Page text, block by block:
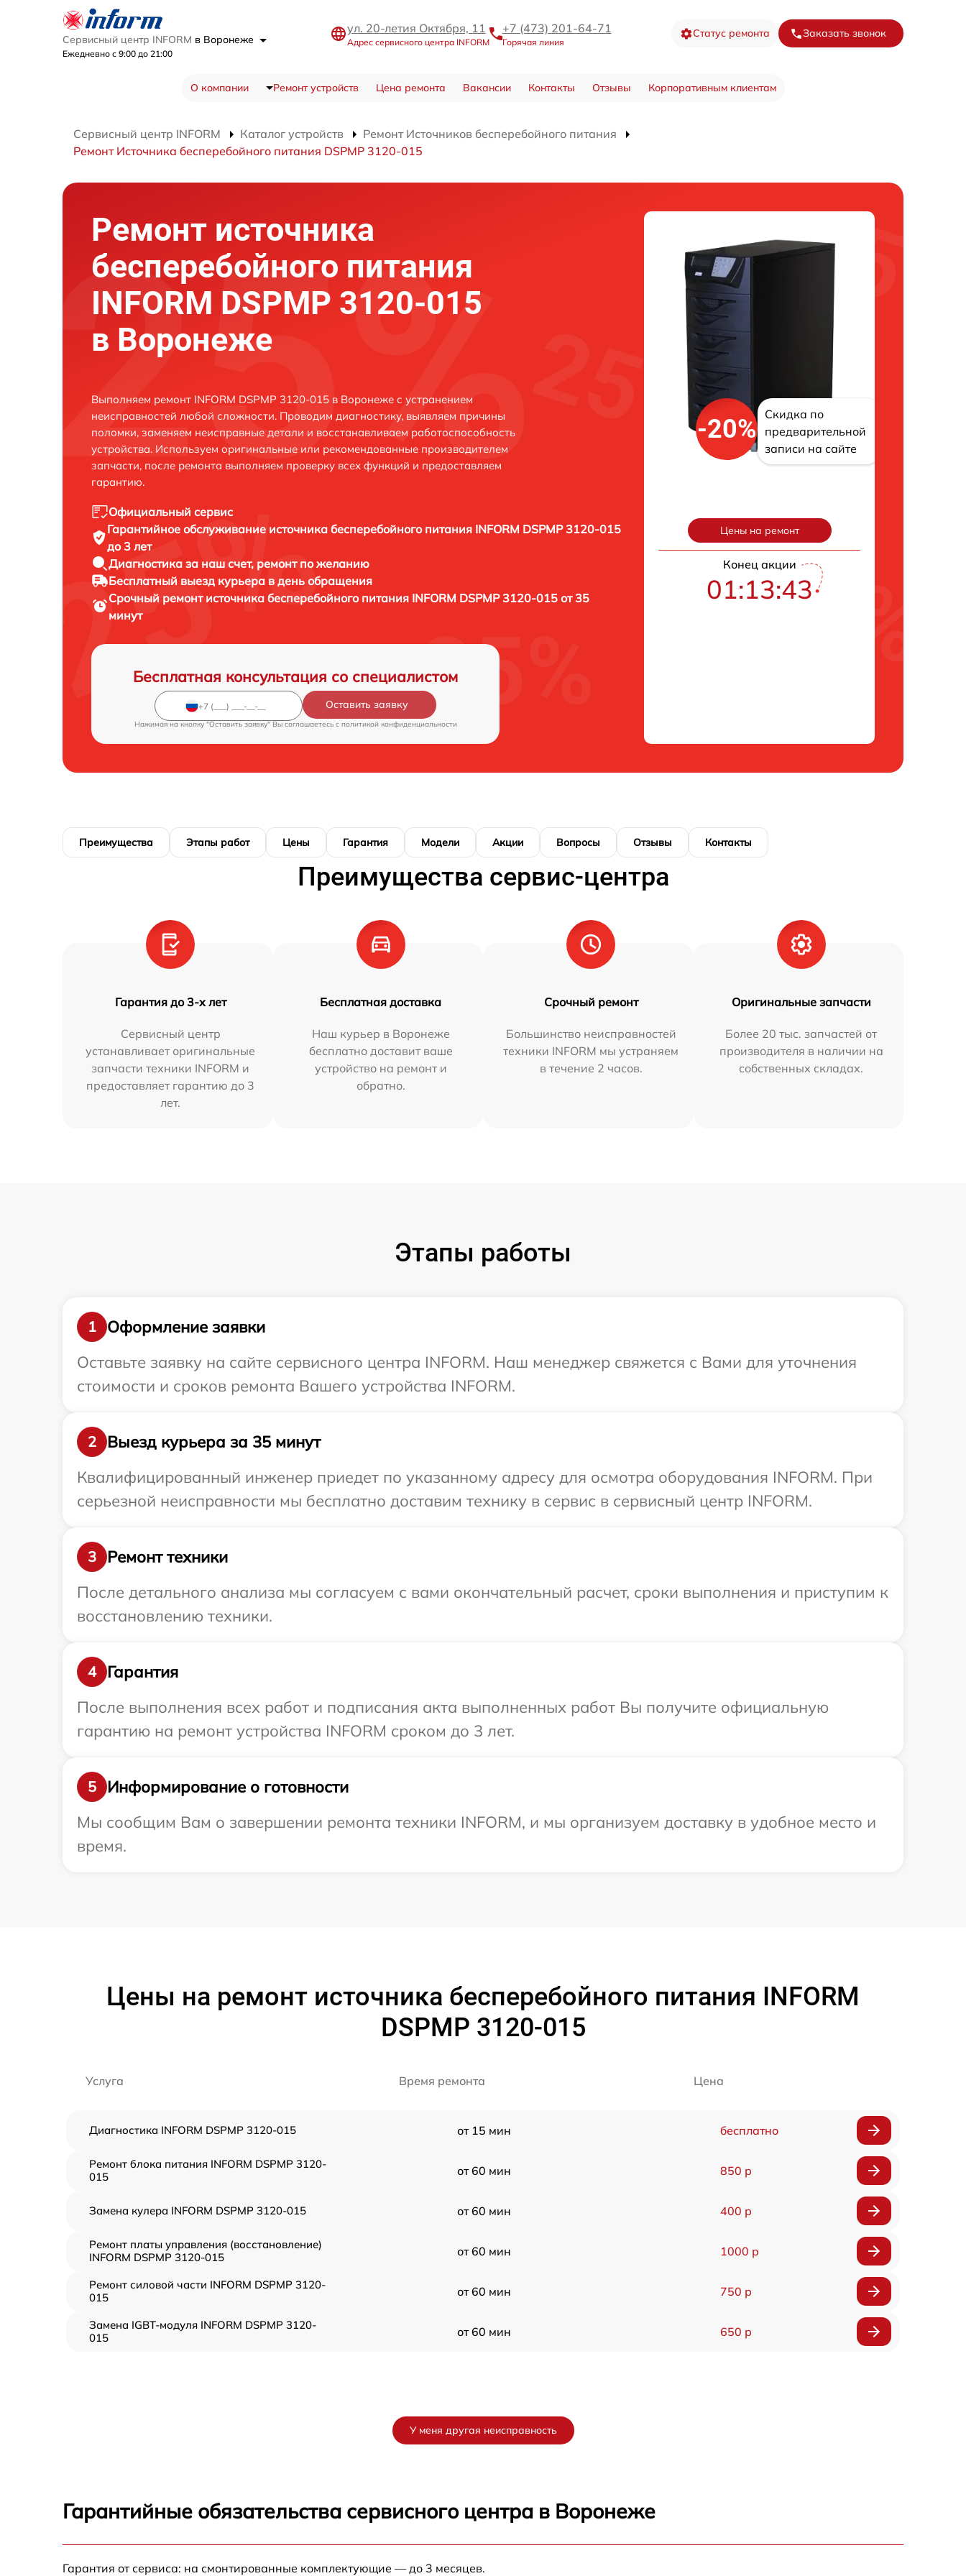
Сервисный центр INFORM в Воронеже
Ежедневно с 9:00 до 21:00
ул. 20-летия Октября, 11
Адрес сервисного центра INFORM
+7 (473) 201-64-71
Горячая линия
Статус ремонта Заказать звонок
О компании Ремонт устройств Цена ремонта Вакансии Контакты Отзывы Корпоративным клиентам
Сервисный центр INFORM Каталог устройств
Ремонт Источников бесперебойного питания
Ремонт Источника бесперебойного питания DSPMP 3120-015
Ремонт источника
бесперебойного питания
INFORM DSPMP 3120-015
в Воронеже
Выполняем ремонт INFORM DSPMP 3120-015 в Воронеже с устранением
неисправностей любой сложности. Проводим диагностику, выявляем причины
поломки, заменяем неисправные детали и восстанавливаем работоспособность
устройства. Используем оригинальные или рекомендованные производителем
запчасти, после ремонта выполняем проверку всех функций и предоставляем
гарантию.
Официальный сервис
Гарантийное обслуживание источника бесперебойного питания INFORM DSPMP 3120-015
до 3 лет
Диагностика за наш счет, ремонт по желанию
Бесплатный выезд курьера в день обращения
Срочный ремонт источника бесперебойного питания INFORM DSPMP 3120-015 от 35
минут
Бесплатная консультация со специалистом
Оставить заявку
Нажимая на кнопку "Оставить заявку" Вы соглашаетесь c политикой конфиденциальности
-20%
Скидка по
предварительной
записи на сайте
Цены на ремонт
Конец акции
01:13:42
Преимущества Этапы работ Цены Гарантия Модели Акции Вопросы Отзывы Контакты
Преимущества сервис-центра
Гарантия до 3-х лет
Сервисный центр
устанавливает оригинальные
запчасти техники INFORM и
предоставляет гарантию до 3
лет.
Бесплатная доставка
Наш курьер в Воронеже
бесплатно доставит ваше
устройство на ремонт и
обратно.
Срочный ремонт
Большинство неисправностей
техники INFORM мы устраняем
в течение 2 часов.
Оригинальные запчасти
Более 20 тыс. запчастей от
производителя в наличии на
собственных складах.
Этапы работы
1
Оформление заявки
Оставьте заявку на сайте сервисного центра INFORM. Наш менеджер свяжется с Вами для уточнения
стоимости и сроков ремонта Вашего устройства INFORM.
2
Выезд курьера за 35 минут
Квалифицированный инженер приедет по указанному адресу для осмотра оборудования INFORM. При
серьезной неисправности мы бесплатно доставим технику в сервис в сервисный центр INFORM.
3
Ремонт техники
После детального анализа мы согласуем с вами окончательный расчет, сроки выполнения и приступим к
восстановлению техники.
4
Гарантия
После выполнения всех работ и подписания акта выполненных работ Вы получите официальную
гарантию на ремонт устройства INFORM сроком до 3 лет.
5
Информирование о готовности
Мы сообщим Вам о завершении ремонта техники INFORM, и мы организуем доставку в удобное место и
время.
Цены на ремонт источника бесперебойного питания INFORM
DSPMP 3120-015
Услуга Время ремонта Цена
Диагностика INFORM DSPMP 3120-015 от 15 мин бесплатно
Ремонт блока питания INFORM DSPMP 3120-
015
от 60 мин 850 р
Замена кулера INFORM DSPMP 3120-015 от 60 мин 400 р
Ремонт платы управления (восстановление)
INFORM DSPMP 3120-015
от 60 мин 1000 р
Ремонт силовой части INFORM DSPMP 3120-
015
от 60 мин 750 р
Замена IGBT-модуля INFORM DSPMP 3120-
015
от 60 мин 650 р
У меня другая неисправность
Гарантийные обязательства сервисного центра в Воронеже
Гарантия от сервиса: на смонтированные комплектующие — до 3 месяцев.